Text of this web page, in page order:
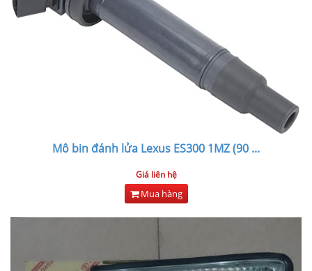
Mô bin đánh lửa Lexus ES300 1MZ (90 ...
Giá liên hệ
Mua hàng